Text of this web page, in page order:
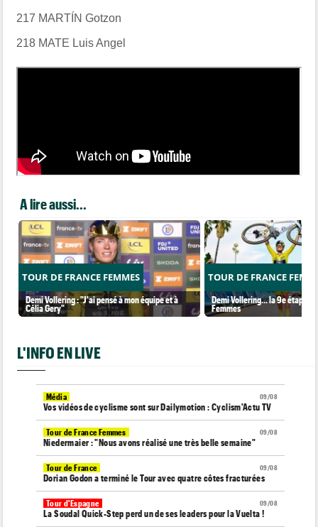
217 MARTÍN Gotzon
218 MATE Luis Angel
A lire aussi...
TOUR DE FRANCE FEMMES
Demi Vollering : "J'ai pensé à mon équipe et à
Célia Gery"
TOUR DE FRANCE
Demi Vollering... la 9e étape et
Femmes
L'INFO EN LIVE
09/08
Média
Vos vidéos de cyclisme sont sur Dailymotion : Cyclism'Actu TV
09/08
Tour de France Femmes
Niedermaier : "Nous avons réalisé une très belle semaine"
09/08
Tour de France
Dorian Godon a terminé le Tour avec quatre côtes fracturées
09/08
Tour d'Espagne
La Soudal Quick-Step perd un de ses leaders pour la Vuelta !